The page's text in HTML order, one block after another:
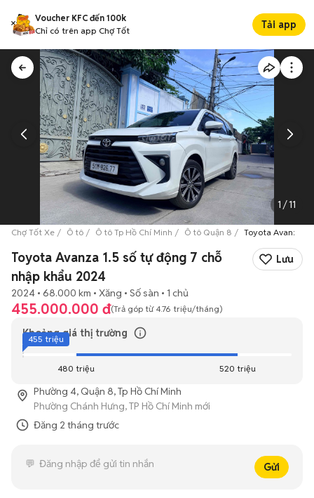
Voucher KFC đến 100k
Chỉ có trên app Chợ Tốt
Tải app
1 /11
Chợ Tốt Xe Ô tô Ô tô Tp Hồ Chí Minh Ô tô Quận 8 Toyota Avanza
Toyota Avanza 1.5 số tự động 7 chỗ
nhập khẩu 2024
Lưu
2024 68.000 km Xăng Số sàn 1 chủ
455.000.000 đ(Trả góp từ 4.76 triệu/tháng)
Khoảng giá thị trường
480 triệu 520 triệu
455 triệu
Phường 4, Quận 8, Tp Hồ Chí Minh
Phường Chánh Hưng, TP Hồ Chí Minh mới
Đăng 2 tháng trước
Gửi